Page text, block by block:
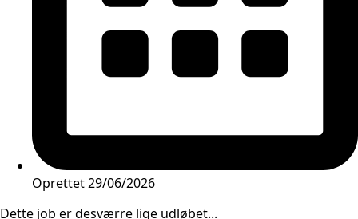
Oprettet29/06/2026
Dette job er desværre lige udløbet...